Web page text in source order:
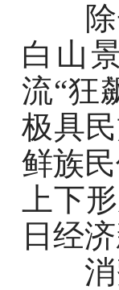
除长
白山
流“狂
极具
鲜族
上下
日经
消费